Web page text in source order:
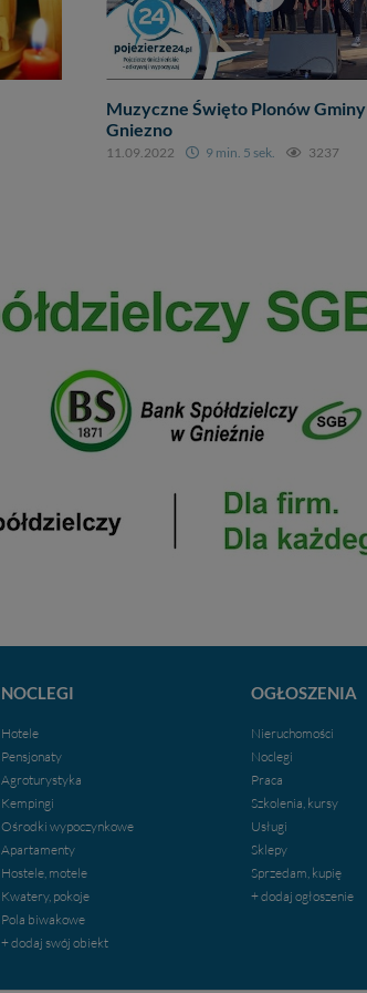
Muzyczne Święto Plonów Gminy
Gniezno
11.09.2022 9 min. 5 sek. 3237
NOCLEGI
Hotele
Pensjonaty
Agroturystyka
Kempingi
Ośrodki wypoczynkowe
Apartamenty
Hostele, motele
Kwatery, pokoje
Pola biwakowe
+ dodaj swój obiekt
OGŁOSZENIA
Nieruchomości
Noclegi
Praca
Szkolenia, kursy
Usługi
Sklepy
Sprzedam, kupię
+ dodaj ogłoszenie